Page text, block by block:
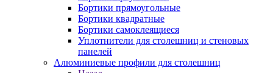
Бортики прямоугольные
Бортики квадратные
Бортики самоклеящиеся
Уплотнители для столешниц и стеновых
панелей
Алюминиевые профили для столешниц